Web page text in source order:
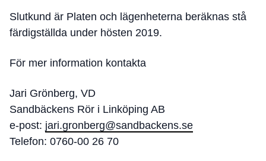
Slutkund är Platen och lägenheterna beräknas stå
färdigställda under hösten 2019.
För mer information kontakta
Jari Grönberg, VD
Sandbäckens Rör i Linköping AB
e-post: jari.gronberg@sandbackens.se
Telefon: 0760-00 26 70